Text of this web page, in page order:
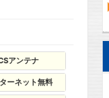
アンテナ
ーネット無料